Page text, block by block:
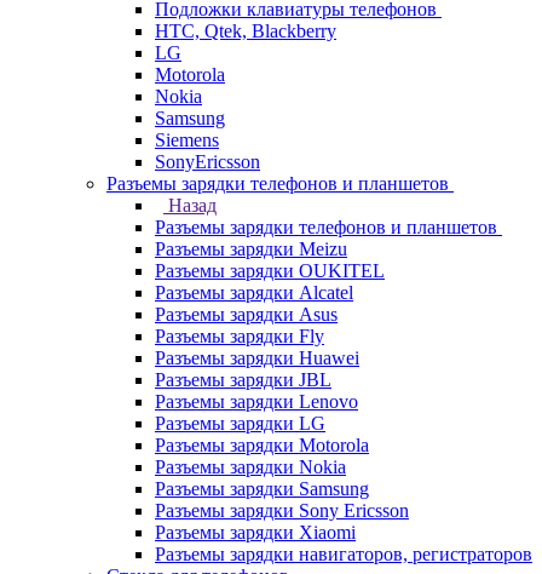
Подложки клавиатуры телефонов
HTC, Qtek, Blackberry
LG
Motorola
Nokia
Samsung
Siemens
SonyEricsson
Разъемы зарядки телефонов и планшетов
Назад
Разъемы зарядки телефонов и планшетов
Разъемы зарядки Meizu
Разъемы зарядки OUKITEL
Разъемы зарядки Alcatel
Разъемы зарядки Asus
Разъемы зарядки Fly
Разъемы зарядки Huawei
Разъемы зарядки JBL
Разъемы зарядки Lenovo
Разъемы зарядки LG
Разъемы зарядки Motorola
Разъемы зарядки Nokia
Разъемы зарядки Samsung
Разъемы зарядки Sony Ericsson
Разъемы зарядки Xiaomi
Разъемы зарядки навигаторов, регистраторов